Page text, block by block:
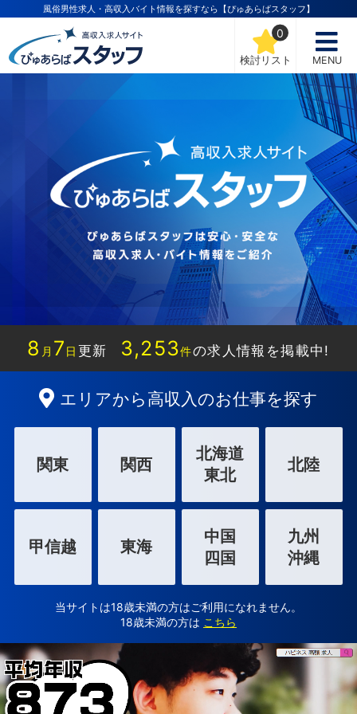
風俗男性求人・高収入バイト情報を探すなら【ぴゅあらばスタッフ】
検討リスト
0
MENU
8 月 7 日 更新 3,253件の求人情報を掲載中!
エリアから高収入のお仕事を探す
関東 関西
北海道
東北
北陸
甲信越 東海
中国
四国
九州
沖縄
当サイトは18歳未満の方はご利用になれません。
18歳未満の方は こちら